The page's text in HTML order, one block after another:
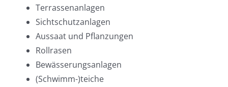
Terrassenanlagen
Sichtschutzanlagen
Aussaat und Pflanzungen
Rollrasen
Bewässerungsanlagen
(Schwimm-)teiche